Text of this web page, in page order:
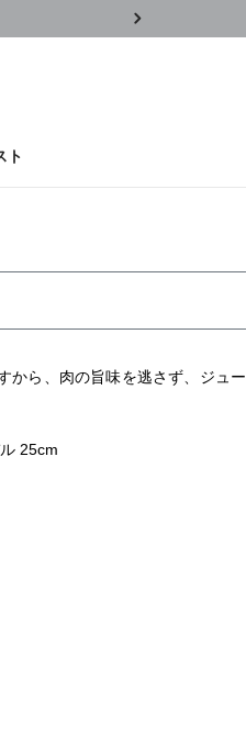
ト
から、肉の旨味を逃さず、ジュー
25cm